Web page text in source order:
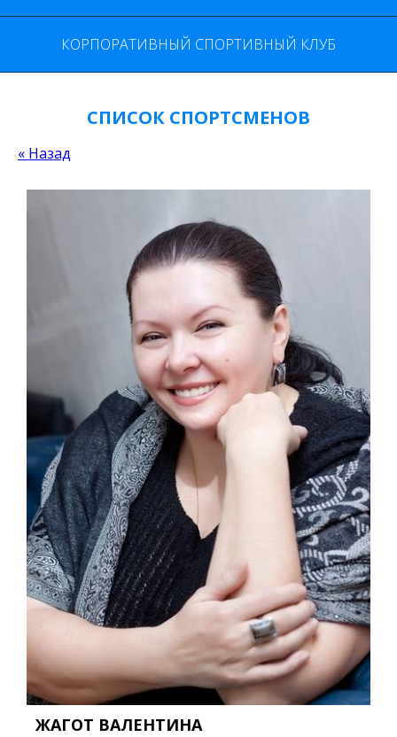
КОРПОРАТИВНЫЙ СПОРТИВНЫЙ КЛУБ
СПИСОК СПОРТСМЕНОВ
« Назад
ЖАГОТ ВАЛЕНТИНА